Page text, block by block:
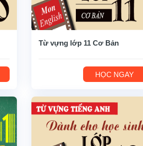
Từ vựng lớp 11 Cơ Bản
HỌC NGAY